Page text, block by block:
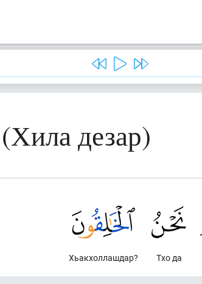
дезар)
Тхо да
Хьакхоллашдар?